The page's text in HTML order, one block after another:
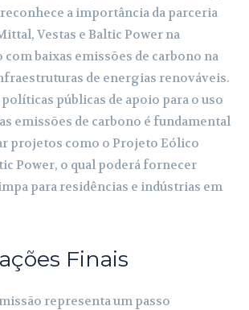
a importância da parceria
Vestas e Baltic Power na
com baixas emissões de carbono na
de energias renováveis.
públicas de apoio para o uso
emissões de carbono é fundamental
projetos como o Projeto Eólico
Power, o qual poderá fornecer
para residências e indústrias em
Finais
representa um passo